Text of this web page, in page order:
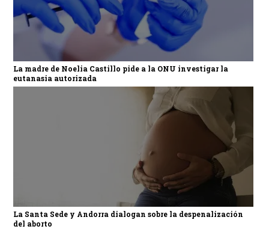
La madre de Noelia Castillo pide a la ONU investigar la
eutanasia autorizada
La Santa Sede y Andorra dialogan sobre la despenalización
del aborto